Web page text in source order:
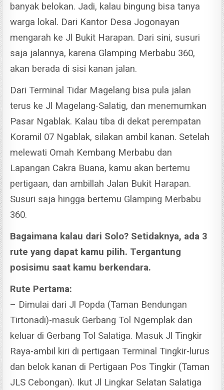
banyak belokan. Jadi, kalau bingung bisa tanya
warga lokal. Dari Kantor Desa Jogonayan
mengarah ke Jl Bukit Harapan. Dari sini, susuri
saja jalannya, karena Glamping Merbabu 360,
akan berada di sisi kanan jalan.
Dari Terminal Tidar Magelang bisa pula jalan
terus ke Jl Magelang-Salatig, dan menemumkan
Pasar Ngablak. Kalau tiba di dekat perempatan
Koramil 07 Ngablak, silakan ambil kanan. Setelah
melewati Omah Kembang Merbabu dan
Lapangan Cakra Buana, kamu akan bertemu
pertigaan, dan ambillah Jalan Bukit Harapan.
Susuri saja hingga bertemu Glamping Merbabu
360.
Bagaimana kalau dari Solo? Setidaknya, ada 3
rute yang dapat kamu pilih. Tergantung
posisimu saat kamu berkendara.
Rute Pertama:
– Dimulai dari Jl Popda (Taman Bendungan
Tirtonadi)-masuk Gerbang Tol Ngemplak dan
keluar di Gerbang Tol Salatiga. Masuk Jl Tingkir
Raya-ambil kiri di pertigaan Terminal Tingkir-lurus
dan belok kanan di Pertigaan Pos Tingkir (Taman
JLS Cebongan). Ikut Jl Lingkar Selatan Salatiga